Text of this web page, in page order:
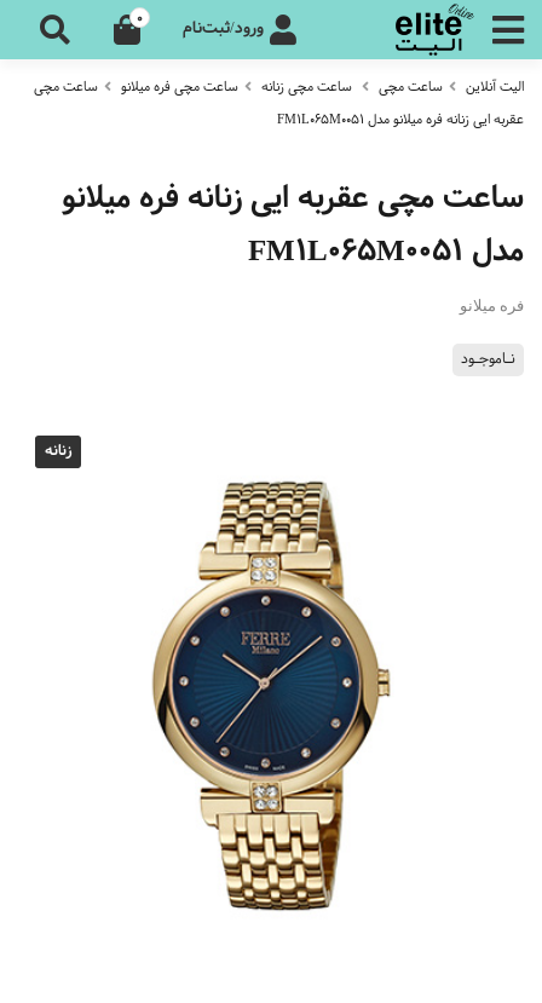
ورود/ثبت‌نام 0
الیت آنلاین ساعت مچی ساعت مچی زنانه ساعت مچی فره میلانو
ساعت مچی
عقربه ایی زنانه فره میلانو مدل FM1L065M0051
ساعت مچی عقربه ایی زنانه فره میلانو
مدل FM1L065M0051
فره میلانو
نـاموجـود
زنانه